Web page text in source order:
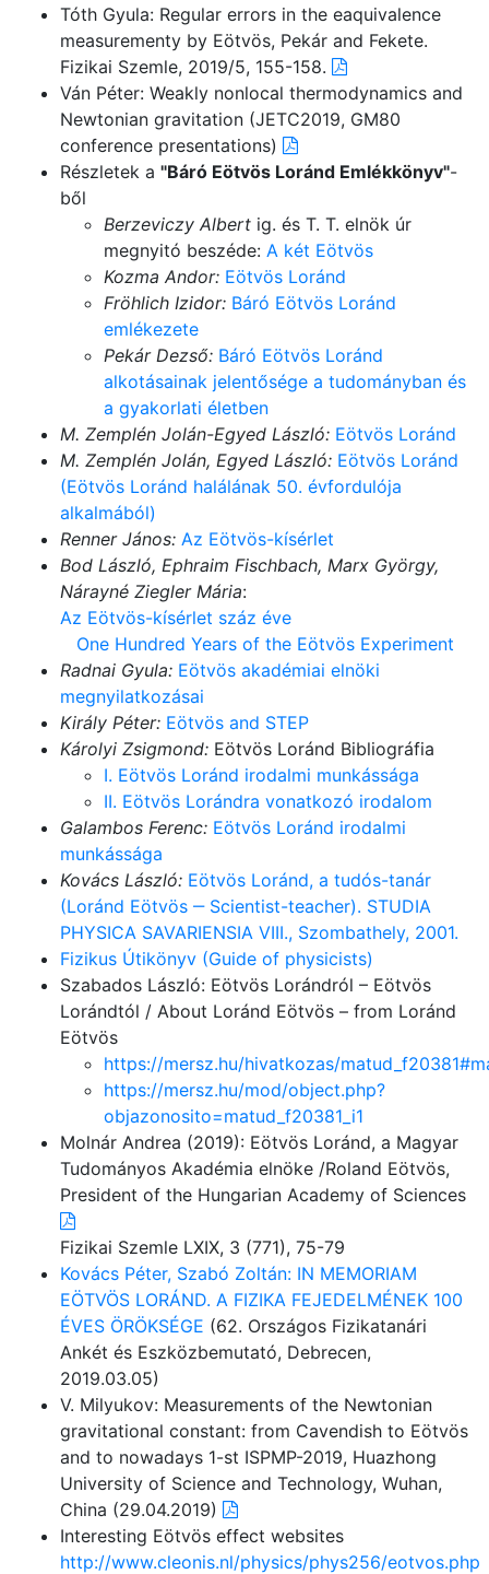
Tóth Gyula: Regular errors in the eaquivalence
measurementy by Eötvös, Pekár and Fekete.
Fizikai Szemle, 2019/5, 155-158.
Ván Péter: Weakly nonlocal thermodynamics and
Newtonian gravitation (JETC2019, GM80
conference presentations)
Részletek a "Báró Eötvös Loránd Emlékkönyv"-
ből
Berzeviczy Albert ig. és T. T. elnök úr
megnyitó beszéde: A két Eötvös
Kozma Andor: Eötvös Loránd
Fröhlich Izidor: Báró Eötvös Loránd
emlékezete
Pekár Dezső: Báró Eötvös Loránd
alkotásainak jelentősége a tudományban és
a gyakorlati életben
M. Zemplén Jolán-Egyed László: Eötvös Loránd
M. Zemplén Jolán, Egyed László: Eötvös Loránd
(Eötvös Loránd halálának 50. évfordulója
alkalmából)
Renner János: Az Eötvös-kísérlet
Bod László, Ephraim Fischbach, Marx György,
Nárayné Ziegler Mária:
Az Eötvös-kísérlet száz éve
One Hundred Years of the Eötvös Experiment
Radnai Gyula: Eötvös akadémiai elnöki
megnyilatkozásai
Király Péter: Eötvös and STEP
Károlyi Zsigmond: Eötvös Loránd Bibliográfia
I. Eötvös Loránd irodalmi munkássága
II. Eötvös Lorándra vonatkozó irodalom
Galambos Ferenc: Eötvös Loránd irodalmi
munkássága
Kovács László: Eötvös Loránd, a tudós-tanár
(Loránd Eötvös ‒ Scientist-teacher). STUDIA
PHYSICA SAVARIENSIA VIII., Szombathely, 2001.
Fizikus Útikönyv (Guide of physicists)
Szabados László: Eötvös Lorándról – Eötvös
Lorándtól / About Loránd Eötvös – from Loránd
Eötvös
https://mersz.hu/hivatkozas/
https://mersz.hu/mod/object.php?
objazonosito=matud_f20381_i1
Molnár Andrea (2019): Eötvös Loránd, a Magyar
Tudományos Akadémia elnöke /Roland Eötvös,
President of the Hungarian Academy of Sciences
Fizikai Szemle LXIX, 3 (771), 75-79
Kovács Péter, Szabó Zoltán: IN MEMORIAM
EÖTVÖS LORÁND. A FIZIKA FEJEDELMÉNEK 100
ÉVES ÖRÖKSÉGE (62. Országos Fizikatanári
Ankét és Eszközbemutató, Debrecen,
2019.03.05)
V. Milyukov: Measurements of the Newtonian
gravitational constant: from Cavendish to Eötvös
and to nowadays 1-st ISPMP-2019, Huazhong
University of Science and Technology, Wuhan,
China (29.04.2019)
Interesting Eötvös effect websites
http://www.cleonis.nl/physics/phys256/eotvos.php